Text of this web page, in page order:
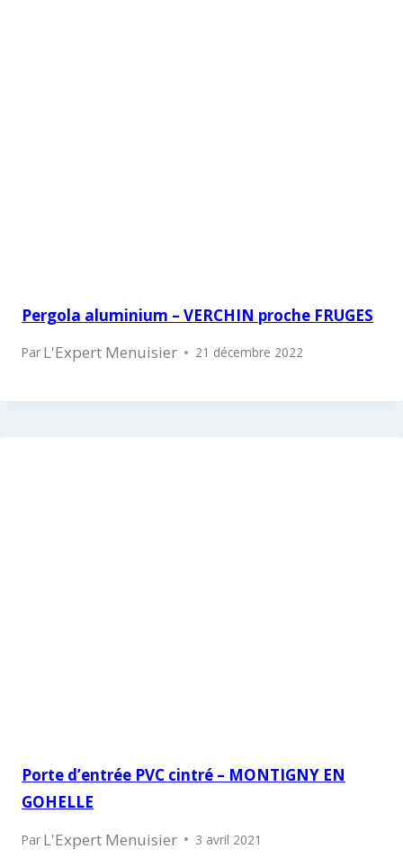
Pergola aluminium – VERCHIN proche FRUGES
Par L'Expert Menuisier 21 décembre 2022
Porte d’entrée PVC cintré – MONTIGNY EN
GOHELLE
Par L'Expert Menuisier 3 avril 2021